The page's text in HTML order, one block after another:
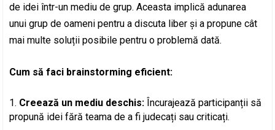
de idei într-un mediu de grup. Aceasta implică adunarea
unui grup de oameni pentru a discuta liber și a propune cât
mai multe soluții posibile pentru o problemă dată.
Cum să faci brainstorming eficient:
Creează un mediu deschis: Încurajează participanții să
propună idei fără teama de a fi judecați sau criticați.